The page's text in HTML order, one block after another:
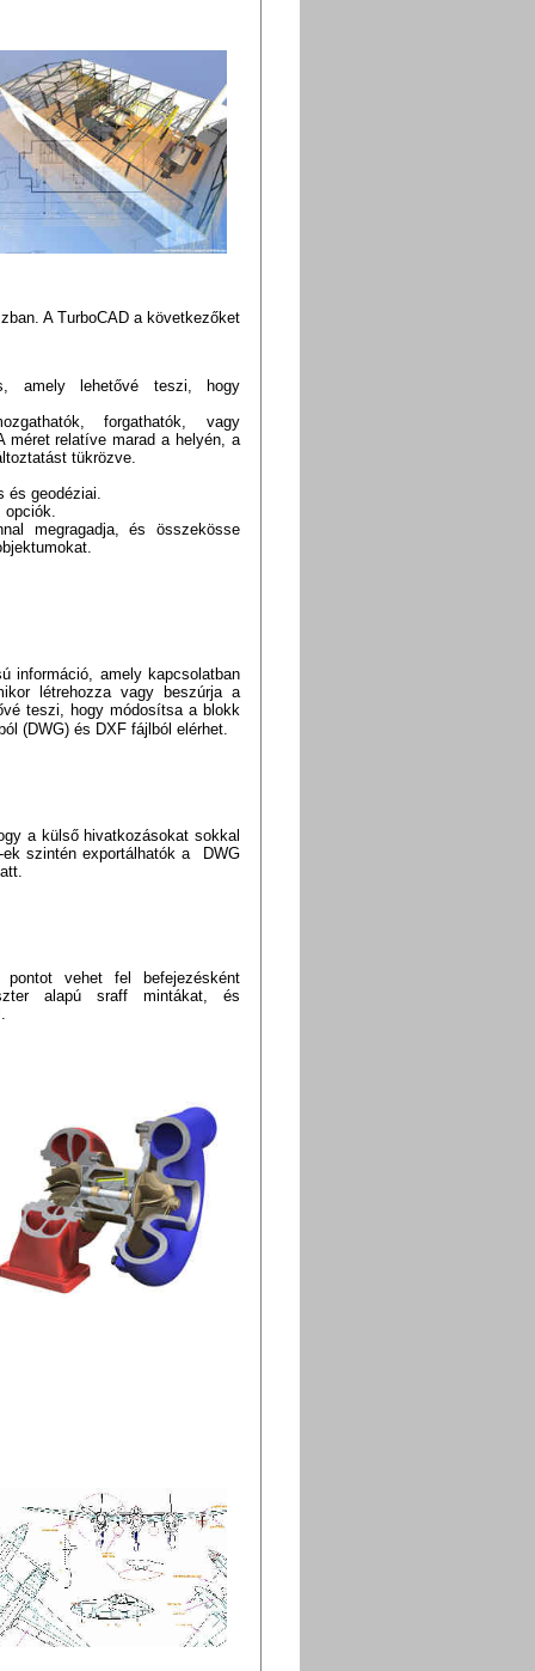
A TurboCAD a következőket
amely lehetővé teszi, hogy
forgathatók, vagy
méret relatíve marad a helyén, a
tükrözve.
és geodéziai.
opciók.
megragadja, és összekösse
információ, amely kapcsolatban
létrehozza vagy beszúrja a
teszi, hogy módosítsa a blokk
(DWG) és DXF fájlból elérhet.
a külső hivatkozásokat sokkal
ek szintén exportálhatók a DWG
vehet fel befejezésként
alapú sraff mintákat, és